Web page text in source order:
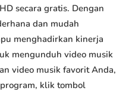
secara gratis. Dengan
dan mudah
menghadirkan kinerja
mengunduh video musik
video musik favorit Anda,
klik tombol